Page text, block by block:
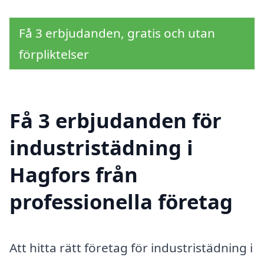
Få 3 erbjudanden, gratis och utan
förpliktelser
Få 3 erbjudanden för
industristädning i
Hagfors från
professionella företag
Att hitta rätt företag för industristädning i